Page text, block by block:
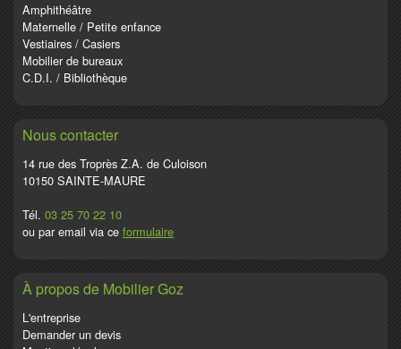
Amphithéâtre
Maternelle / Petite enfance
Vestiaires / Casiers
Mobilier de bureaux
C.D.I. / Bibliothèque
Nous contacter
14 rue des Troprès Z.A. de Culoison
10150 SAINTE-MAURE
Tél. 03 25 70 22 10
ou par email via ce formulaire
À propos de Mobilier Goz
L'entreprise
Demander un devis